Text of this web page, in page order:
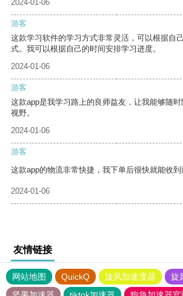
2024-01-06
游客
这款学习软件的学习方式非常灵活，可以根据自
式。我可以根据自己的时间安排学习进度。
2024-01-06
游客
这款app是我学习路上的良师益友，让我能够随
视野。
2024-01-06
游客
这款app的物流非常快捷，我下单后很快就能收到
2024-01-06
友情链接
网站地图 QuickQ 旋风加速度器 旋